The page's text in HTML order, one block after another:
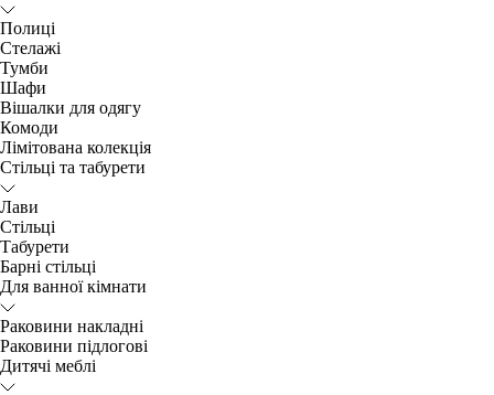
Полиці
Стелажі
Тумби
Шафи
Вішалки для одягу
Комоди
Лімітована колекція
Стільці та табурети
Лави
Стільці
Табурети
Барні стільці
Для ванної кімнати
Раковини накладні
Раковини підлогові
Дитячі меблі